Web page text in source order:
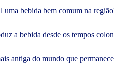
bebida bem comum na
a bebida desde os tempos
antiga do mundo que